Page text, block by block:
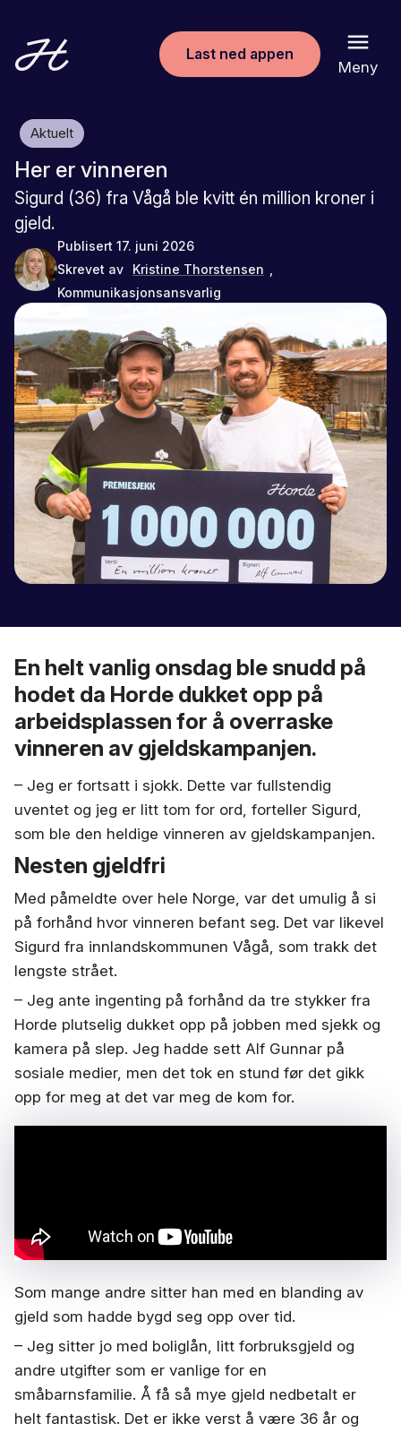
Last ned appen
Meny
Aktuelt
Her er vinneren
Sigurd (36) fra Vågå ble kvitt én million kroner i
gjeld.
Publisert 17. juni 2026
Skrevet av
Kristine Thorstensen
Kommunikasjonsansvarlig
En helt vanlig onsdag ble snudd på
hodet da Horde dukket opp på
arbeidsplassen for å overraske
vinneren av gjeldskampanjen.
– Jeg er fortsatt i sjokk. Dette var fullstendig
uventet og jeg er litt tom for ord, forteller Sigurd,
som ble den heldige vinneren av gjeldskampanjen.
Nesten gjeldfri
Med påmeldte over hele Norge, var det umulig å si
på forhånd hvor vinneren befant seg. Det var likevel
Sigurd fra innlandskommunen Vågå, som trakk det
lengste strået.
– Jeg ante ingenting på forhånd da tre stykker fra
Horde plutselig dukket opp på jobben med sjekk og
kamera på slep. Jeg hadde sett Alf Gunnar på
sosiale medier, men det tok en stund før det gikk
opp for meg at det var meg de kom for.
Som mange andre sitter han med en blanding av
gjeld som hadde bygd seg opp over tid.
– Jeg sitter jo med boliglån, litt forbruksgjeld og
andre utgifter som er vanlige for en
småbarnsfamilie. Å få så mye gjeld nedbetalt er
helt fantastisk. Det er ikke verst å være 36 år og